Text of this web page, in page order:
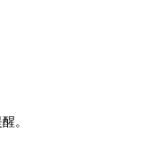
。